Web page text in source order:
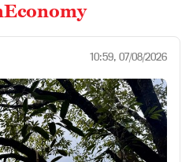
10:59, 07/08/2026